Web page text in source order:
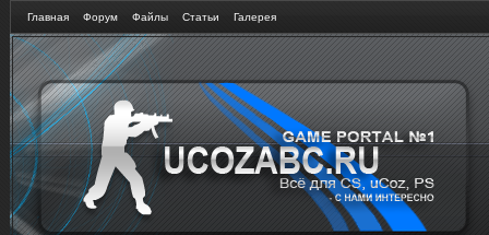
Главная Форум Файлы Статьи Галерея